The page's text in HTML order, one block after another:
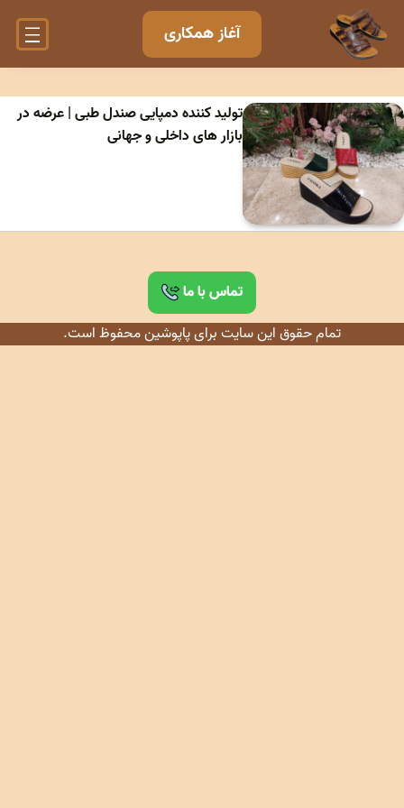
آغاز همکاری
تولید کننده دمپایی صندل طبی | عرضه در
بازار های داخلی و جهانی
تماس با ما
تمام حقوق این سایت برای پاپوشین محفوظ است.